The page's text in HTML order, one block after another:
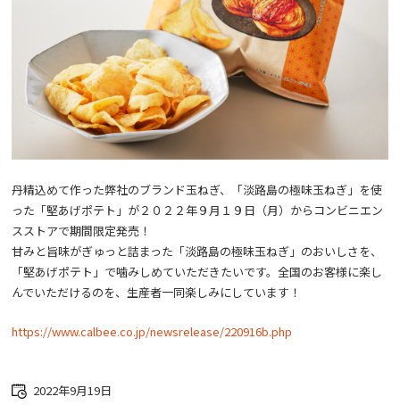
丹精込めて作った弊社のブランド玉ねぎ、「淡路島の極味玉ねぎ」を使
った「堅あげポテト」が２０２２年９月１９日（月）からコンビニエン
スストアで期間限定発売！
甘みと旨味がぎゅっと詰まった「淡路島の極味玉ねぎ」のおいしさを、
「堅あげポテト」で噛みしめていただきたいです。全国のお客様に楽し
んでいただけるのを、生産者一同楽しみにしています！
https://www.calbee.co.jp/newsrelease/220916b.php
2022年9月19日